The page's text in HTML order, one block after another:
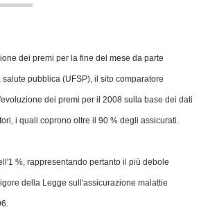
dei premi per la fine del mese da parte
pubblica (UFSP), il sito comparatore
dei premi per il 2008 sulla base dei dati
i quali coprono oltre il 90 % degli assicurati.
%, rappresentando pertanto il più debole
della Legge sull'assicurazione malattie